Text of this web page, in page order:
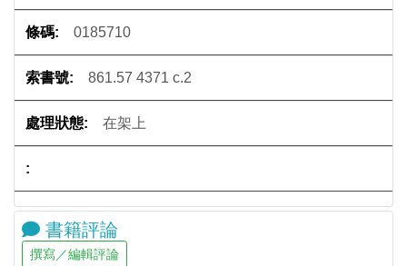
0185710
861.57 4371 c.2
在架上
書籍評論